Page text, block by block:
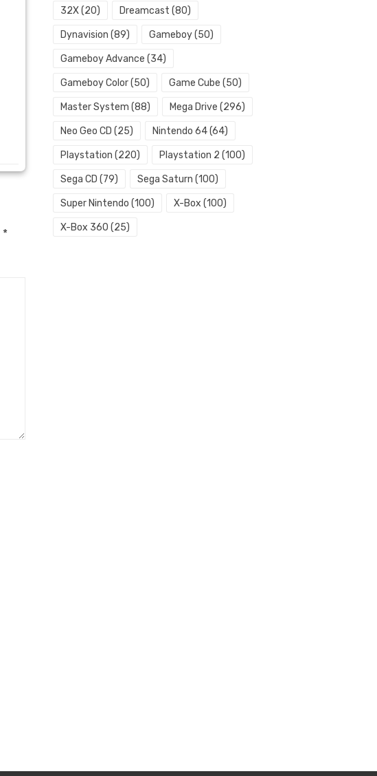
*
32X(20) Dreamcast (80)
Dynavision (89) Gameboy(50)
Gameboy Advance (34)
Gameboy Color(50) Game Cube (50)
Master System (88) Mega Drive (296)
Neo Geo CD (25) Nintendo 64(64)
Playstation (220) Playstation 2 (100)
Sega CD (79) Sega Saturn (100)
Super Nintendo (100) X-Box (100)
X-Box 360 (25)